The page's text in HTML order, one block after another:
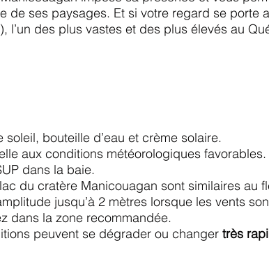
bouteille d’eau et crème solaire.
aux conditions météorologiques favorables.
dans la baie.
du cratère Manicouagan sont similaires au
jusqu’à 2 mètres lorsque les vents
dans la zone recommandée.
peuvent se dégrader ou changer très
de ses paysages. Et si votre regard se porte
l’un des plus vastes et des plus élevés au